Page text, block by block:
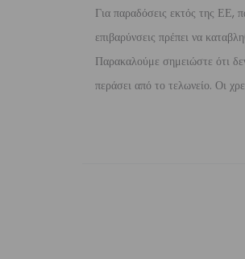
Για παραδόσεις εκτός της ΕΕ,
επιβαρύνσεις πρέπει να
Παρακαλούμε σημειώστε ότι
περάσει από το τελωνείο. Οι